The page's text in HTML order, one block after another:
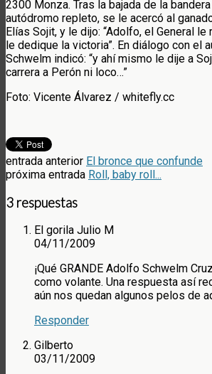
2300 Monza. Tras la bajada de la
autódromo repleto, se le acercó al
Elías Sojit, y le dijo: “Adolfo, el General le
le dedique la victoria”. En diálogo con el
Schwelm indicó: “y ahí mismo le dije a
carrera a Perón ni loco…”
Foto: Vicente Álvarez / whitefly.cc
entrada anterior El bronce que confunde
próxima entrada Roll, baby roll...
3 respuestas
El gorila Julio M
04/11/2009
¡Qué GRANDE Adolfo Schwelm
como volante. Una respuesta así
aún nos quedan algunos pelos de
Responder
Gilberto
03/11/2009